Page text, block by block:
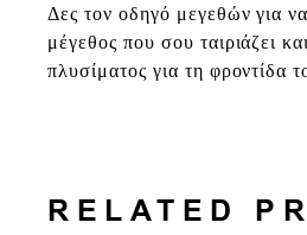
Δες τον οδηγό μεγεθών για
μέγεθος που σου ταιριάζει
πλυσίματος για τη φροντίδα
RELATED